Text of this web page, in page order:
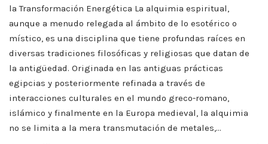
Planetarias: la
oculta para
tus rituales
August 13, 2025
Textos
Ocultismo:
Leerlos y Qué
September 27,
la Transformación Energética La alquimia espiritual,
aunque a menudo relegada al ámbito de lo esotérico o
místico, es una disciplina que tiene profundas raíces en
diversas tradiciones filosóficas y religiosas que datan de
la antigüedad. Originada en las antiguas prácticas
egipcias y posteriormente refinada a través de
interacciones culturales en el mundo greco-romano,
islámico y finalmente en la Europa medieval, la alquimia
no se limita a la mera transmutación de metales,…